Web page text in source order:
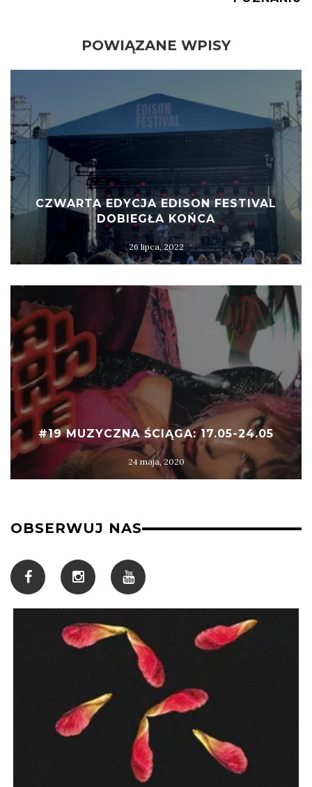
POWIĄZANE WPISY
CZWARTA EDYCJA EDISON FESTIVAL
DOBIEGŁA KOŃCA
26 lipca, 2022
#19 MUZYCZNA ŚCIĄGA: 17.05-24.05
24 maja, 2020
OBSERWUJ NAS